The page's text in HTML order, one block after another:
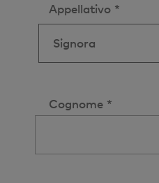
Appellativo *
Cognome *